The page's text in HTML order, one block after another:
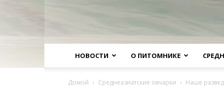
НОВОСТИ О ПИТОМНИКЕ
Домой Среднеазиатские овчарки Наше